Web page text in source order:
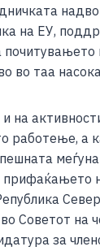
на ЕУ,
во таа
на
работење, а
прифаќањето
Советот на
за